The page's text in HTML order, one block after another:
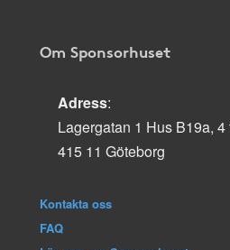
Om Sponsorhuset
Adress:
Lagergatan 1 Hus B19a, 4
415 11 Göteborg
Kontakta oss
FAQ